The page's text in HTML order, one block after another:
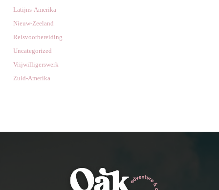
Latijns-Amerika
Nieuw-Zeeland
Reisvoorbereiding
Uncategorized
Vrijwilligerswerk
Zuid-Amerika